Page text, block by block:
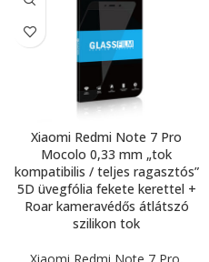
Xiaomi Redmi Note 7 Pro
Mocolo 0,33 mm „tok
kompatibilis / teljes ragasztós”
5D üvegfólia fekete kerettel +
Roar kameravédős átlátszó
szilikon tok